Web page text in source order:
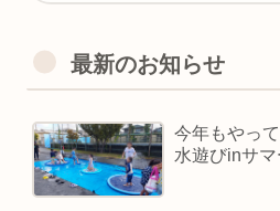
最新のお知らせ
今年もやっ
水遊びinサ